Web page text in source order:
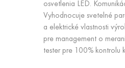
osvetlenia LED.
Vyhodnocuje svetelné
a elektrické vlastnosti
pre management o
tester pre 100% kontrolu